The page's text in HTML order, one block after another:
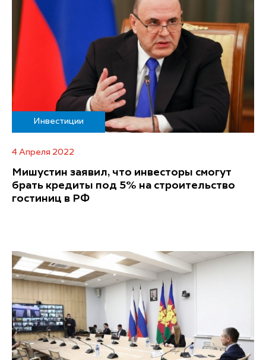
Инвестиции
4 Апреля 2022
Мишустин заявил, что инвесторы смогут
брать кредиты под 5% на строительство
гостиниц в РФ